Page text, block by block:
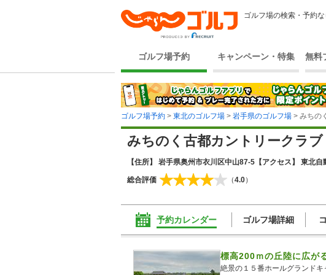
ゴルフ場の検索・予約
ゴルフ場予約 キャンペーン・特集 無料
ゴルフ場予約 > 東北のゴルフ場 > 岩手県のゴルフ場 > みちの
みちのく古都カントリークラブ
【住所】 岩手県奥州市衣川区中山87-5 【アクセス】 東北
総合評価 （4.0）
予約カレンダー ゴルフ場詳細
標高200ｍの丘陸に広が
絶景の１５番ホールグランドキ